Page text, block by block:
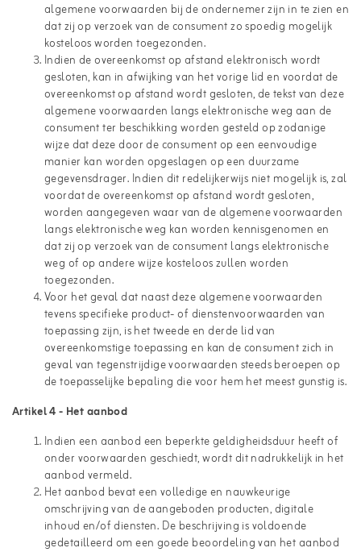
algemene voorwaarden bij de ondernemer zijn in te zien en
dat zij op verzoek van de consument zo spoedig mogelijk
kosteloos worden toegezonden.
Indien de overeenkomst op afstand elektronisch wordt
gesloten, kan in afwijking van het vorige lid en voordat de
overeenkomst op afstand wordt gesloten, de tekst van deze
algemene voorwaarden langs elektronische weg aan de
consument ter beschikking worden gesteld op zodanige
wijze dat deze door de consument op een eenvoudige
manier kan worden opgeslagen op een duurzame
gegevensdrager. Indien dit redelijkerwijs niet mogelijk is, zal
voordat de overeenkomst op afstand wordt gesloten,
worden aangegeven waar van de algemene voorwaarden
langs elektronische weg kan worden kennisgenomen en
dat zij op verzoek van de consument langs elektronische
weg of op andere wijze kosteloos zullen worden
toegezonden.
Voor het geval dat naast deze algemene voorwaarden
tevens specifieke product- of dienstenvoorwaarden van
toepassing zijn, is het tweede en derde lid van
overeenkomstige toepassing en kan de consument zich in
geval van tegenstrijdige voorwaarden steeds beroepen op
de toepasselijke bepaling die voor hem het meest gunstig is.
Artikel 4 - Het aanbod
Indien een aanbod een beperkte geldigheidsduur heeft of
onder voorwaarden geschiedt, wordt dit nadrukkelijk in het
aanbod vermeld.
Het aanbod bevat een volledige en nauwkeurige
omschrijving van de aangeboden producten, digitale
inhoud en/of diensten. De beschrijving is voldoende
gedetailleerd om een goede beoordeling van het aanbod